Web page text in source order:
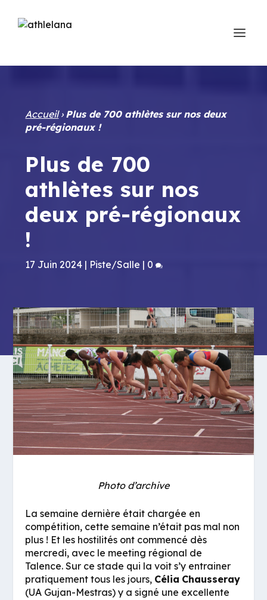
Accueil› Plus de 700 athlètes sur nos deux
pré-régionaux !
Plus de 700
athlètes sur nos
deux pré-régionaux
!
17 Juin 2024 | Piste/Salle | 0
Photo d’archive
La semaine dernière était chargée en
compétition, cette semaine n’était pas mal non
plus ! Et les hostilités ont commencé dès
mercredi, avec le meeting régional de
Talence. Sur ce stade qui la voit s’y entrainer
pratiquement tous les jours, Célia Chausseray
(UA Gujan-Mestras) y a signé une excellente